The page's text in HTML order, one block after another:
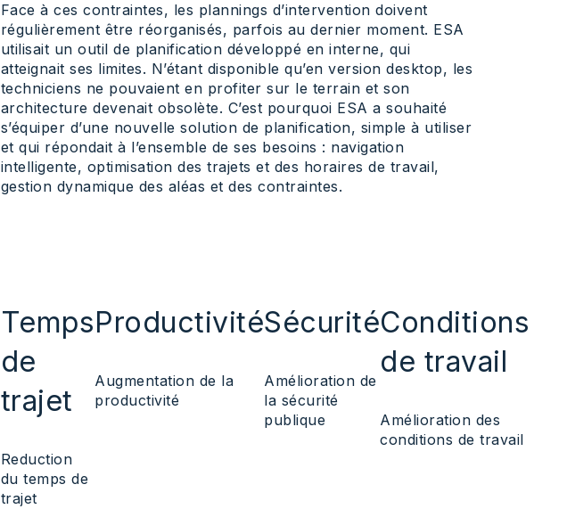
Face à ces contraintes, les plannings d’intervention doivent
régulièrement être réorganisés, parfois au dernier moment. ESA
utilisait un outil de planification développé en interne, qui
atteignait ses limites. N’étant disponible qu’en version desktop, les
techniciens ne pouvaient en profiter sur le terrain et son
architecture devenait obsolète. C’est pourquoi ESA a souhaité
s’équiper d’une nouvelle solution de planification, simple à utiliser
et qui répondait à l’ensemble de ses besoins : navigation
intelligente, optimisation des trajets et des horaires de travail,
gestion dynamique des aléas et des contraintes.
Temps
de
trajet
Reduction
du temps de
trajet
Productivité
Augmentation de la
productivité
Sécurité
Amélioration de
la sécurité
publique
Conditions
de travail
Amélioration des
conditions de travail